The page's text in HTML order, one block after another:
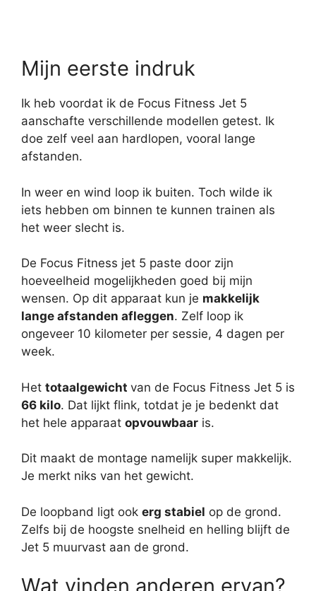
Mijn eerste indruk
Ik heb voordat ik de Focus Fitness Jet 5
aanschafte verschillende modellen getest. Ik
doe zelf veel aan hardlopen, vooral lange
afstanden.
In weer en wind loop ik buiten. Toch wilde ik
iets hebben om binnen te kunnen trainen als
het weer slecht is.
De Focus Fitness jet 5 paste door zijn
hoeveelheid mogelijkheden goed bij mijn
wensen. Op dit apparaat kun je makkelijk
lange afstanden afleggen. Zelf loop ik
ongeveer 10 kilometer per sessie, 4 dagen per
week.
Het totaalgewicht van de Focus Fitness Jet 5 is
66 kilo. Dat lijkt flink, totdat je je bedenkt dat
het hele apparaat opvouwbaar is.
Dit maakt de montage namelijk super makkelijk.
Je merkt niks van het gewicht.
De loopband ligt ook erg stabiel op de grond.
Zelfs bij de hoogste snelheid en helling blijft de
Jet 5 muurvast aan de grond.
Wat vinden anderen ervan?